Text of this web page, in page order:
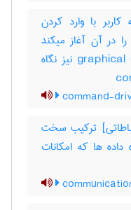
با وارد کردن
در آن آغاز میکند
مقایسه کنید با ‎graphical user interface نیز نگاه
command-
ترکیب سخت
داده ها که امکانات